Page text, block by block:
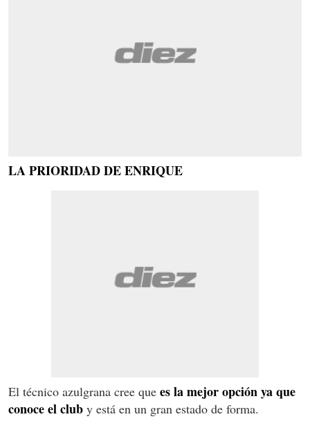
LA PRIORIDAD DE ENRIQUE
El técnico azulgrana cree que es la mejor opción ya que
conoce el club y está en un gran estado de forma.